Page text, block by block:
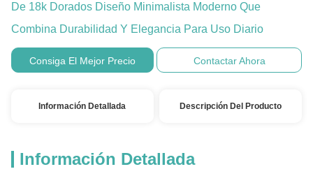
De 18k Dorados Diseño Minimalista Moderno Que
Combina Durabilidad Y Elegancia Para Uso Diario
Consiga El Mejor Precio Contactar Ahora
Información Detallada Descripción Del Producto
Información Detallada